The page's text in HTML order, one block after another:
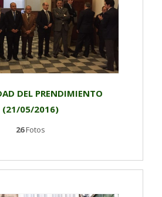
DEL PRENDIMIENTO
(21/05/2016)
26Fotos